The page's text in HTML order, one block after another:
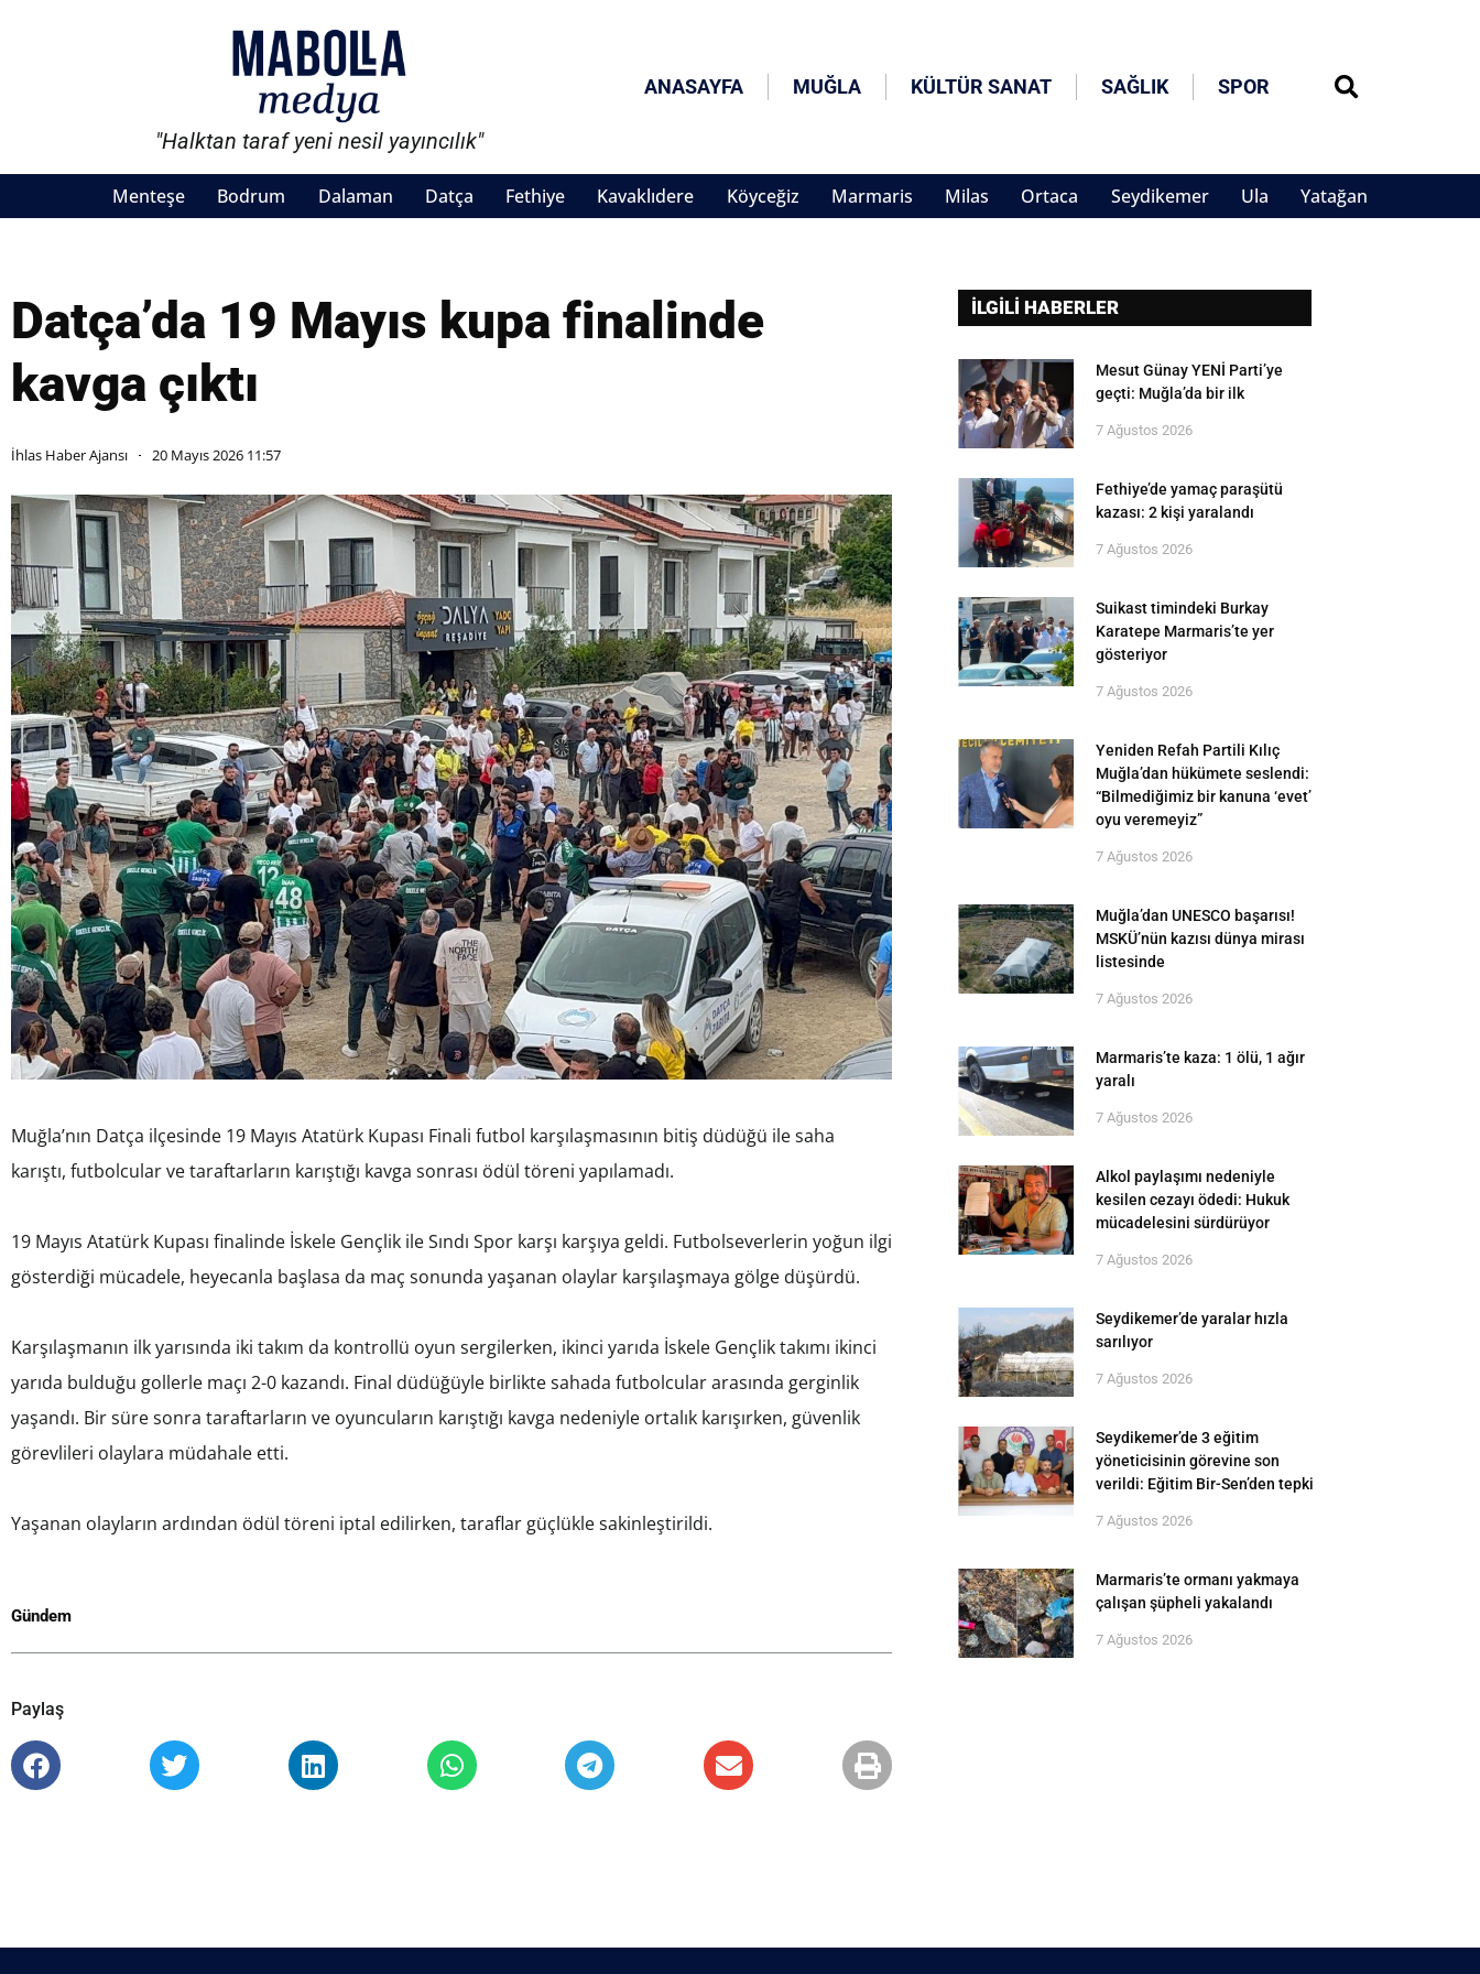
"Halktan taraf yeni nesil yayıncılık"
ANASAYFA MUĞLA KÜLTÜR SANAT SAĞLIK SPOR
Menteşe Bodrum Dalaman Datça Fethiye Kavaklıdere Köyceğiz Marmaris Milas Ortaca Seydikemer Ula Yatağan
Datça’da 19 Mayıs kupa finalinde
kavga çıktı
İhlas Haber Ajansı 20 Mayıs 2026 11:57
Muğla’nın Datça ilçesinde 19 Mayıs Atatürk Kupası Finali futbol karşılaşmasının bitiş düdüğü ile saha
karıştı, futbolcular ve taraftarların karıştığı kavga sonrası ödül töreni yapılamadı.
19 Mayıs Atatürk Kupası finalinde İskele Gençlik ile Sındı Spor karşı karşıya geldi. Futbolseverlerin yoğun ilgi
gösterdiği mücadele, heyecanla başlasa da maç sonunda yaşanan olaylar karşılaşmaya gölge düşürdü.
Karşılaşmanın ilk yarısında iki takım da kontrollü oyun sergilerken, ikinci yarıda İskele Gençlik takımı ikinci
yarıda bulduğu gollerle maçı 2-0 kazandı. Final düdüğüyle birlikte sahada futbolcular arasında gerginlik
yaşandı. Bir süre sonra taraftarların ve oyuncuların karıştığı kavga nedeniyle ortalık karışırken, güvenlik
görevlileri olaylara müdahale etti.
Yaşanan olayların ardından ödül töreni iptal edilirken, taraflar güçlükle sakinleştirildi.
Gündem
Paylaş
İLGİLİ HABERLER
Mesut Günay YENİ Parti’ye
geçti: Muğla’da bir ilk
7 Ağustos 2026
Fethiye’de yamaç paraşütü
kazası: 2 kişi yaralandı
7 Ağustos 2026
Suikast timindeki Burkay
Karatepe Marmaris’te yer
gösteriyor
7 Ağustos 2026
Yeniden Refah Partili Kılıç
Muğla’dan hükümete seslendi:
“Bilmediğimiz bir kanuna ‘evet’
oyu veremeyiz”
7 Ağustos 2026
Muğla’dan UNESCO başarısı!
MSKÜ’nün kazısı dünya mirası
listesinde
7 Ağustos 2026
Marmaris’te kaza: 1 ölü, 1 ağır
yaralı
7 Ağustos 2026
Alkol paylaşımı nedeniyle
kesilen cezayı ödedi: Hukuk
mücadelesini sürdürüyor
7 Ağustos 2026
Seydikemer’de yaralar hızla
sarılıyor
7 Ağustos 2026
Seydikemer’de 3 eğitim
yöneticisinin görevine son
verildi: Eğitim Bir-Sen’den tepki
7 Ağustos 2026
Marmaris’te ormanı yakmaya
çalışan şüpheli yakalandı
7 Ağustos 2026